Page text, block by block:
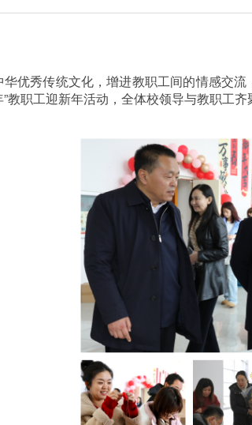
优秀传统文化，增进教职工间的情感交
教职工迎新年活动，全体校领导与教职工齐